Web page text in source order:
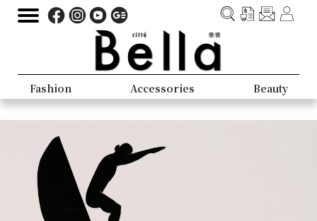
Fashion Accessories Beauty